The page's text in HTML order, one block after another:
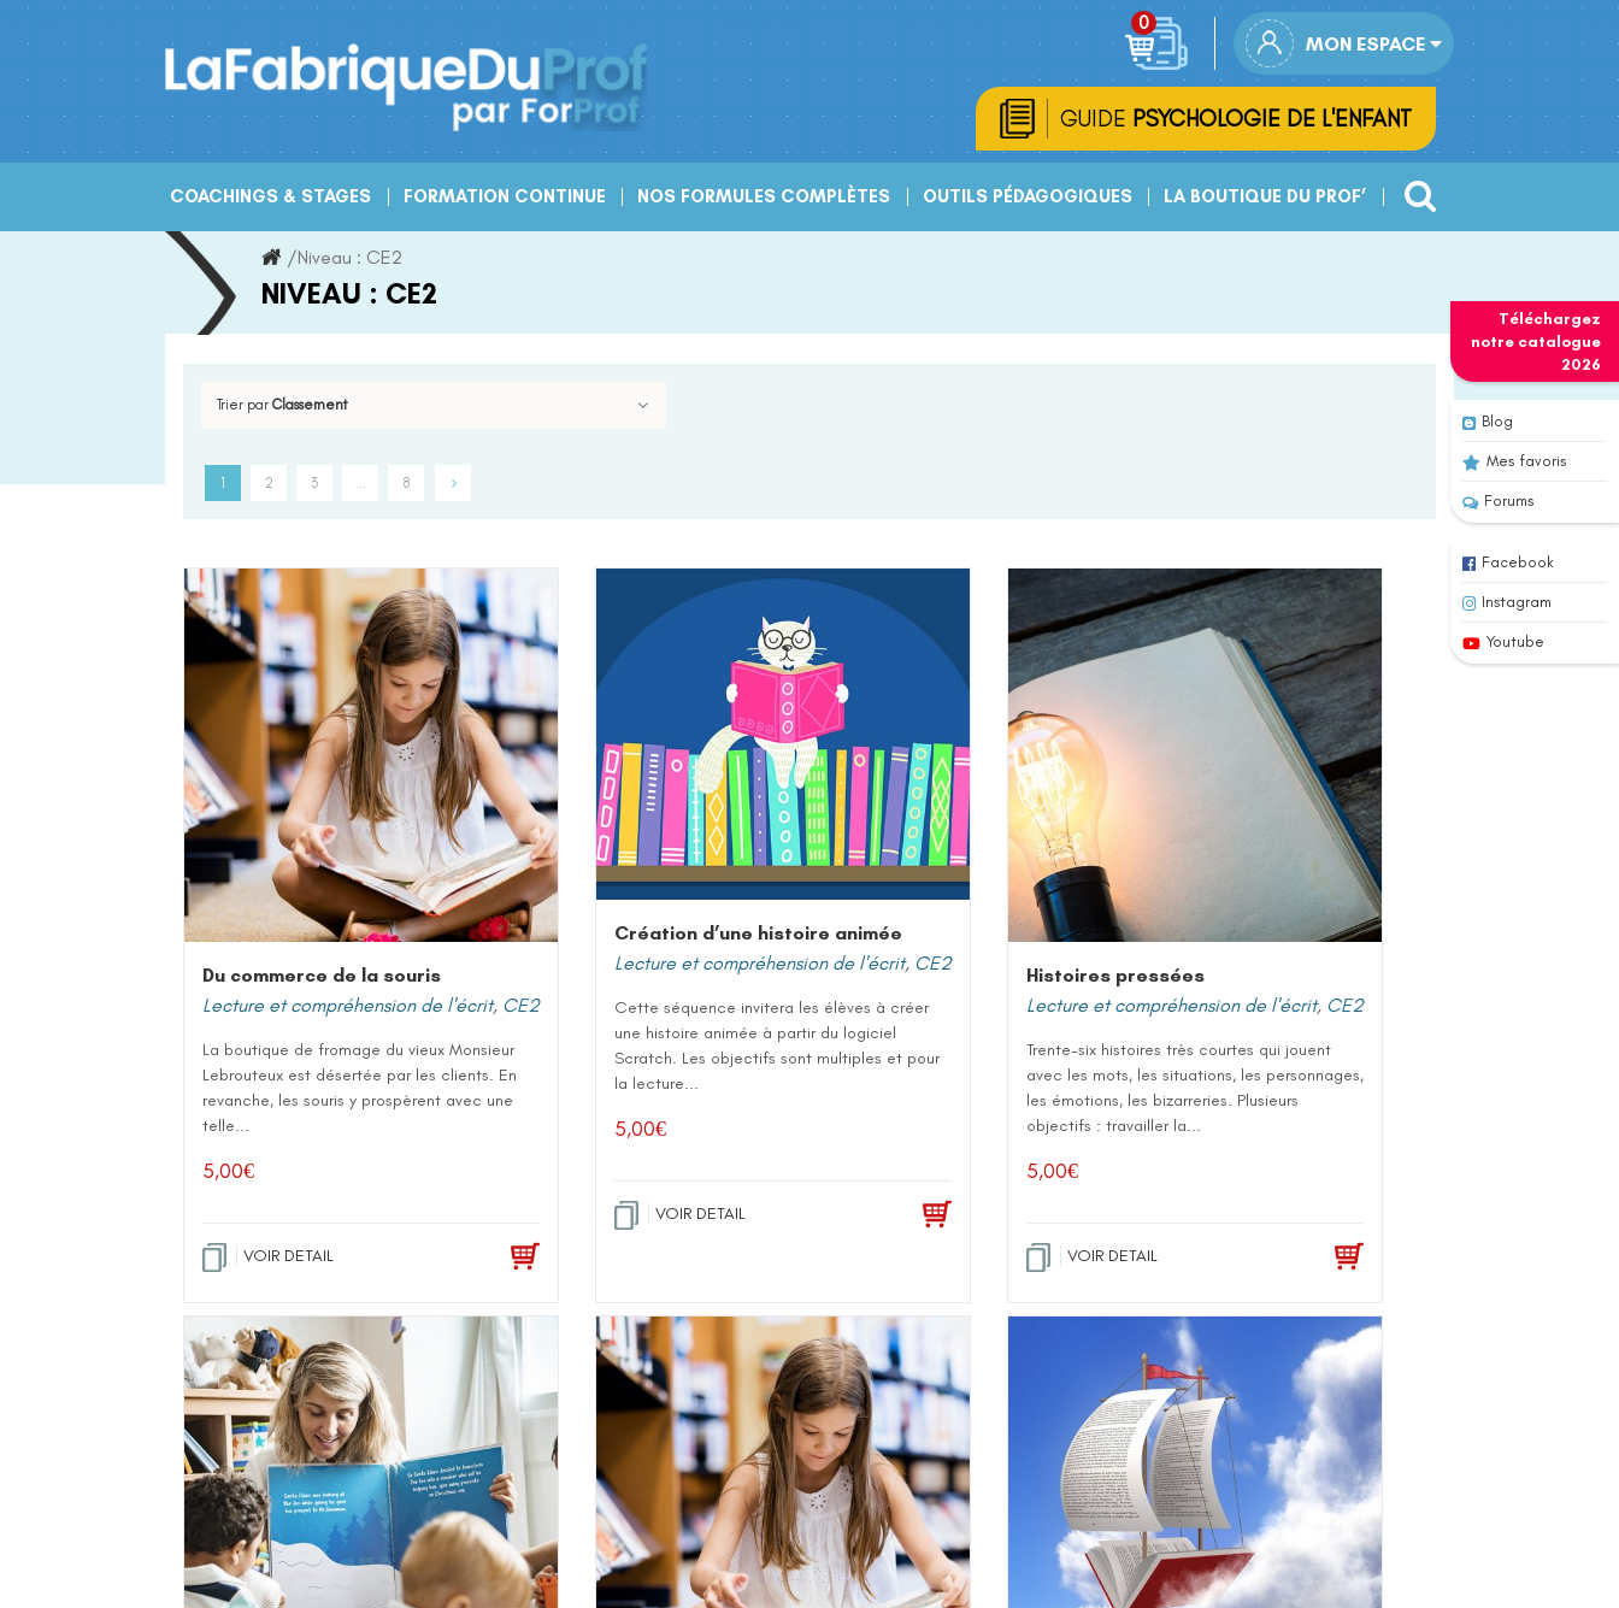
Téléchargez
notre catalogue
2026
Blog
Mes favoris
Forums
Facebook
Instagram
Youtube
Skip
to
MON ESPACE
GUIDE PSYCHOLOGIE DE L'ENFANT
COACHINGS & STAGES FORMATION CONTINUE NOS FORMULES COMPLÈTES OUTILS PÉDAGOGIQUES LA BOUTIQUE DU PROF’
/Niveau : CE2
NIVEAU : CE2
Trier par Classement
1 2 3 … 8
Du commerce de la souris
Lecture et compréhension de l'écrit, CE2
La boutique de fromage du vieux Monsieur
Lebrouteux est désertée par les clients. En
revanche, les souris y prospèrent avec une
telle...
5,00€
VOIR DETAIL
Création d’une histoire animée
Lecture et compréhension de l'écrit, CE2
Cette séquence invitera les élèves à créer
une histoire animée à partir du logiciel
Scratch. Les objectifs sont multiples et pour
la lecture...
5,00€
VOIR DETAIL
Histoires pressées
Lecture et compréhension de l'écrit, CE2
Trente-six histoires très courtes qui jouent
avec les mots, les situations, les personnages,
les émotions, les bizarreries. Plusieurs
objectifs : travailler la...
5,00€
VOIR DETAIL